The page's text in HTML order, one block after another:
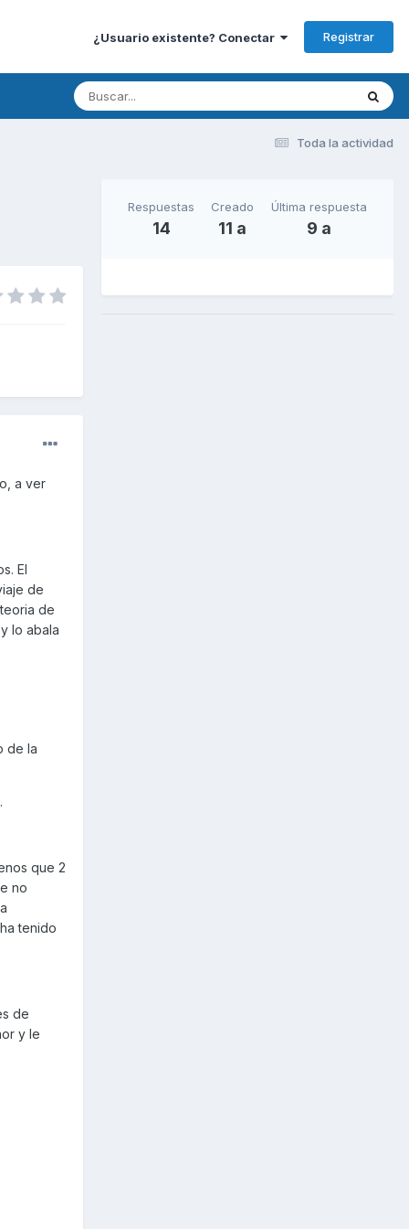
¿Usuario existente? Conectar Registrar
Toda la actividad
a ver
El
de
de
lo abala
de la
que 2
no
tenido
de
y le
Respuestas
14
Creado
11 a
Última respuesta
9 a